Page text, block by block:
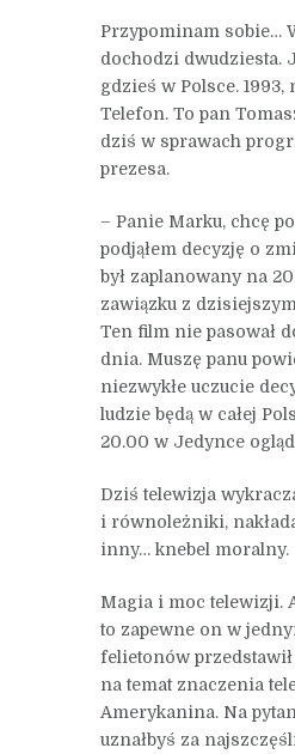
Przypominam sobie…
dochodzi dwudziesta.
gdzieś w Polsce. 1993,
Telefon. To pan
dziś w sprawach
prezesa.
– Panie Marku, chcę
podjąłem decyzję o
był zaplanowany na
zawiązku z
Ten film nie pasował
dnia. Muszę panu
niezwykłe uczucie
ludzie będą w całej
20.00 w Jedynce
Dziś telewizja
i równoleżniki,
inny… knebel moralny.
Magia i moc telewizji.
to zapewne on w
felietonów
na temat znaczenia
Amerykanina. Na
uznałbyś za